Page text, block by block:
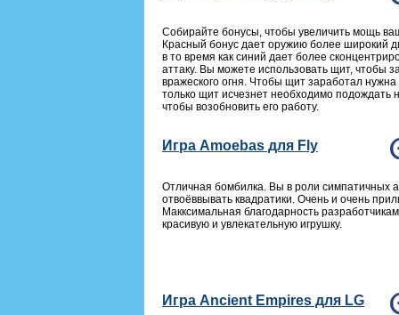
Собирайте бонусы, чтобы увеличить мощь
Красный бонус дает оружию более широкий
в то время как синий дает более
аттаку. Вы можете использовать щит, чтобы
вражеского огня. Чтобы щит заработал нужна
только щит исчезнет необходимо подождать
чтобы возобновить его работу.
Игра Amoebas для Fly
Отличная бомбилка. Вы в роли симпатичных
отвоёввывать квадратики. Очень и очень
Макксимальная благодарность
красивую и увлекательную игрушку.
Игра Ancient Empires для LG